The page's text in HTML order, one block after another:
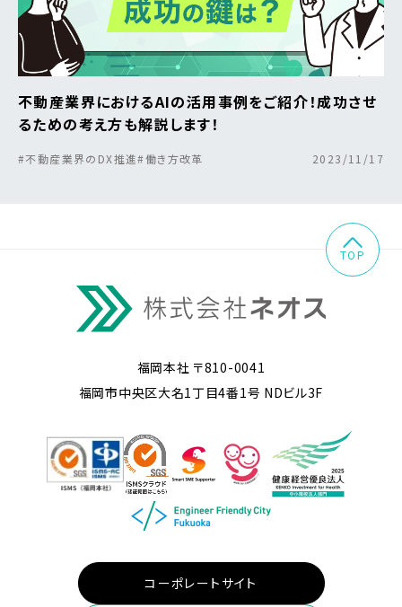
不動産業界におけるAIの活用事例をご紹介！成功させ
るための考え方も解説します！
#不動産業界のDX推進#働き方改革 2023/11/17
福岡本社 〒810-0041
福岡市中央区大名1丁目4番1号 NDビル3F
コーポレートサイト
TOP